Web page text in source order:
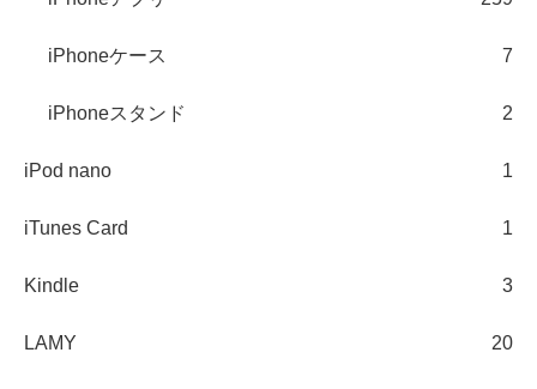
iPhoneケース 7
iPhoneスタンド 2
iPod nano 1
iTunes Card 1
Kindle 3
LAMY 20